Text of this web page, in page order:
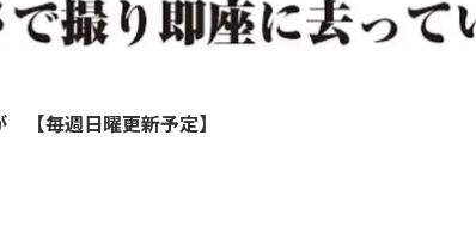
【毎週日曜更新予定】